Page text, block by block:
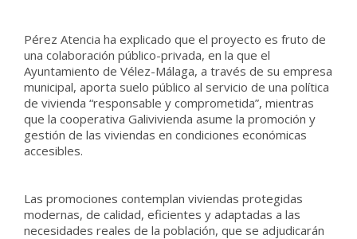
Pérez Atencia ha explicado que el proyecto es fruto de
una colaboración público-privada, en la que el
Ayuntamiento de Vélez-Málaga, a través de su empresa
municipal, aporta suelo público al servicio de una política
de vivienda “responsable y comprometida”, mientras
que la cooperativa Galivivienda asume la promoción y
gestión de las viviendas en condiciones económicas
accesibles.
Las promociones contemplan viviendas protegidas
modernas, de calidad, eficientes y adaptadas a las
necesidades reales de la población, que se adjudicarán